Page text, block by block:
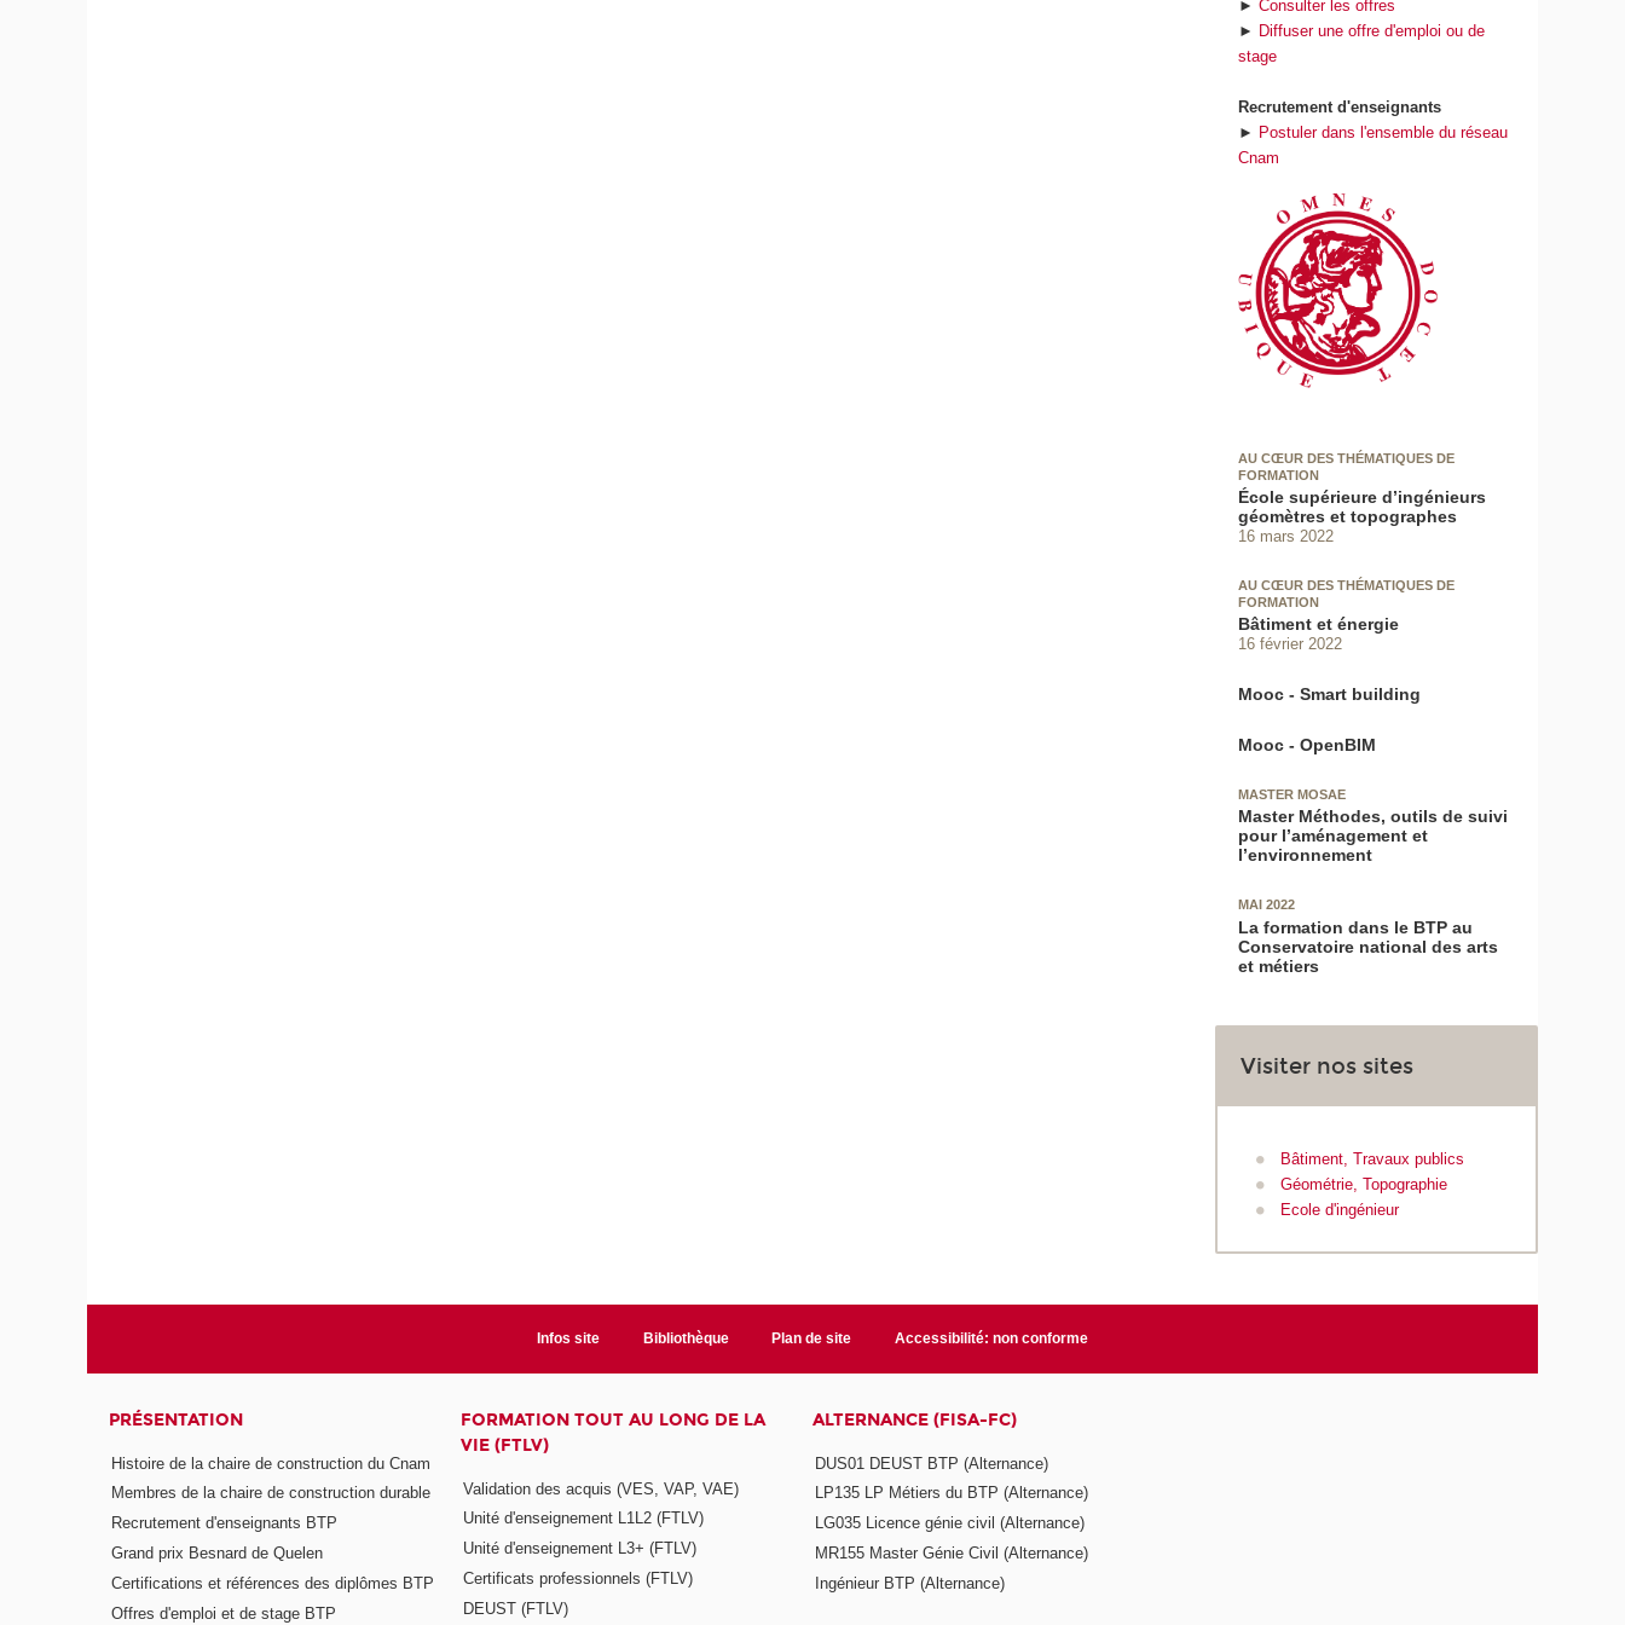
►Consulter les offres
► Diffuser une offre d'emploi ou de
stage
Recrutement d'enseignants
► Postuler dans l'ensemble du réseau
Cnam
AU CŒUR DES THÉMATIQUES DE
FORMATION
École supérieure d’ingénieurs
géomètres et topographes
16 mars 2022
AU CŒUR DES THÉMATIQUES DE
FORMATION
Bâtiment et énergie
16 février 2022
Mooc - Smart building
Mooc - OpenBIM
MASTER MOSAE
Master Méthodes, outils de suivi
pour l’aménagement et
l’environnement
MAI 2022
La formation dans le BTP au
Conservatoire national des arts
et métiers
Visiter nos sites
Bâtiment, Travaux publics
Géométrie, Topographie
Ecole d'ingénieur
Infos site Bibliothèque Plan de site Accessibilité: non conforme
PRÉSENTATION
Histoire de la chaire de construction du Cnam
Membres de la chaire de construction durable
Recrutement d'enseignants BTP
Grand prix Besnard de Quelen
Certifications et références des diplômes BTP
Offres d'emploi et de stage BTP
FORMATION TOUT AU LONG DE LA
VIE (FTLV)
Validation des acquis (VES, VAP, VAE)
Unité d'enseignement L1L2 (FTLV)
Unité d'enseignement L3+ (FTLV)
Certificats professionnels (FTLV)
DEUST (FTLV)
ALTERNANCE (FISA-FC)
DUS01 DEUST BTP (Alternance)
LP135 LP Métiers du BTP (Alternance)
LG035 Licence génie civil (Alternance)
MR155 Master Génie Civil (Alternance)
Ingénieur BTP (Alternance)